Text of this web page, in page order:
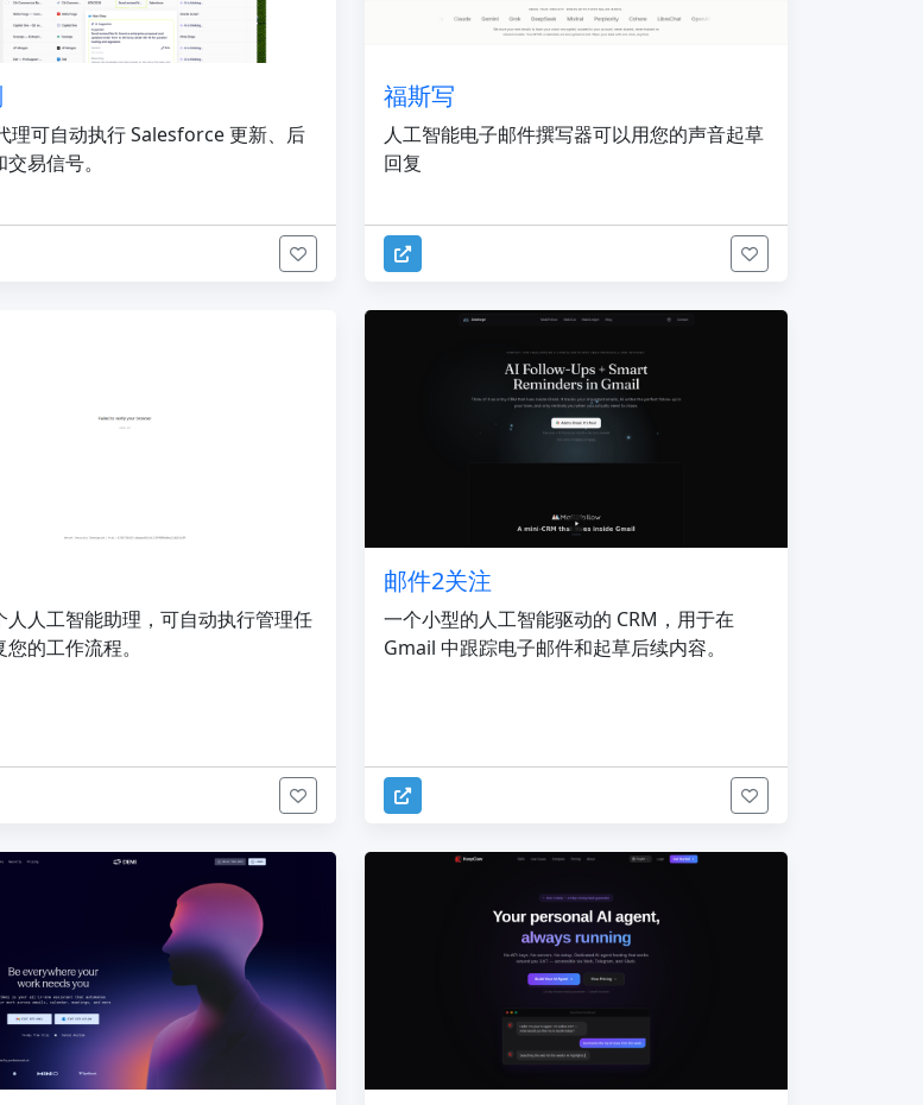
理可自动执行 Salesforce 更新、后
易信号。
福斯写
人工智能电子邮件撰写器可以用您的声音起草
回复
人人工智能助理，可自动执行管理任
的工作流程。
邮件2关注
一个小型的人工智能驱动的 CRM，用于在
Gmail 中跟踪电子邮件和起草后续内容。